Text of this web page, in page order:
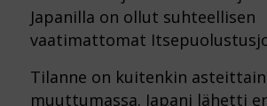
Japanilla on ollut suhteellisen
vaatimattomat
Tilanne on kuitenkin asteittain
muuttumassa. Japani lähetti